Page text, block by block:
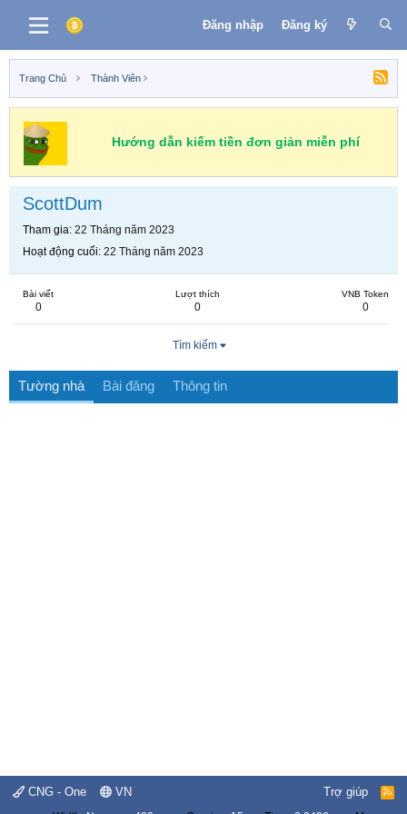
Đăng nhập Đăng ký
Trang Chủ Thành Viên
Hướng dẫn kiếm tiền đơn giản miễn phí
ScottDum
Tham gia 22 Tháng năm 2023
Hoạt động cuối 22 Tháng năm 2023
Bài viết
0
Lượt thích
0
VNB Token
0
Tìm kiếm
Tường nhà Bài đăng Thông tin
CNG - One VN Trợ giúp
R